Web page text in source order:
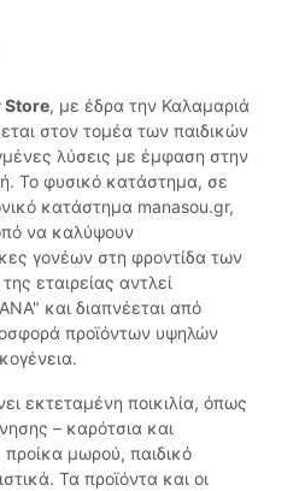
Store, με έδρα την Καλαμαριά
στον τομέα των παιδικών
λύσεις με έμφαση στην
Το φυσικό κατάστημα, σε
κατάστημα manasou.gr,
να καλύψουν
γονέων στη φροντίδα των
εταιρείας αντλεί
και διαπνέεται από
προϊόντων υψηλών
εκτεταμένη ποικιλία, όπως
– καρότσια και
μωρού, παιδικό
Τα προϊόντα και οι